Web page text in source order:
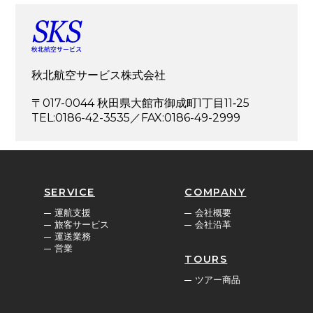
秋北航空サービス株式会社
〒017-0044 秋田県大館市御成町1丁目11‐25
TEL:0186-42-3535／FAX:0186-49-2999
SERVICE
運航支援
旅客サービス
運送業務
営業
COMPANY
会社概要
会社沿革
TOURS
ツアー商品